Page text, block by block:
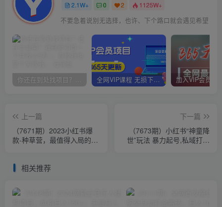
2.1W+ 0 2 1125W+
不要急着说别无选择，也许、下个路口就会遇见希望
你还在到处找项目？还在当韭菜？我靠卖项目一个月收入5万+，曾经我也是个失败者。 全网VIP课程 无损下载~
上一篇
（7671期）2023小红书爆
款-种草营，最值得入局的站
下一篇
（7673期）小红书“神童降
世”玩法 暴力起号,私域打造
相关推荐